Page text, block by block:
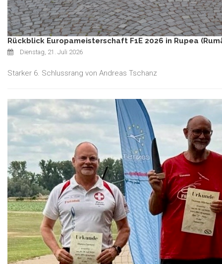
Rückblick Europameisterschaft F1E 2026 in Rupea
Dienstag, 21. Juli 2026
Starker 6. Schlussrang von Andreas Tschanz